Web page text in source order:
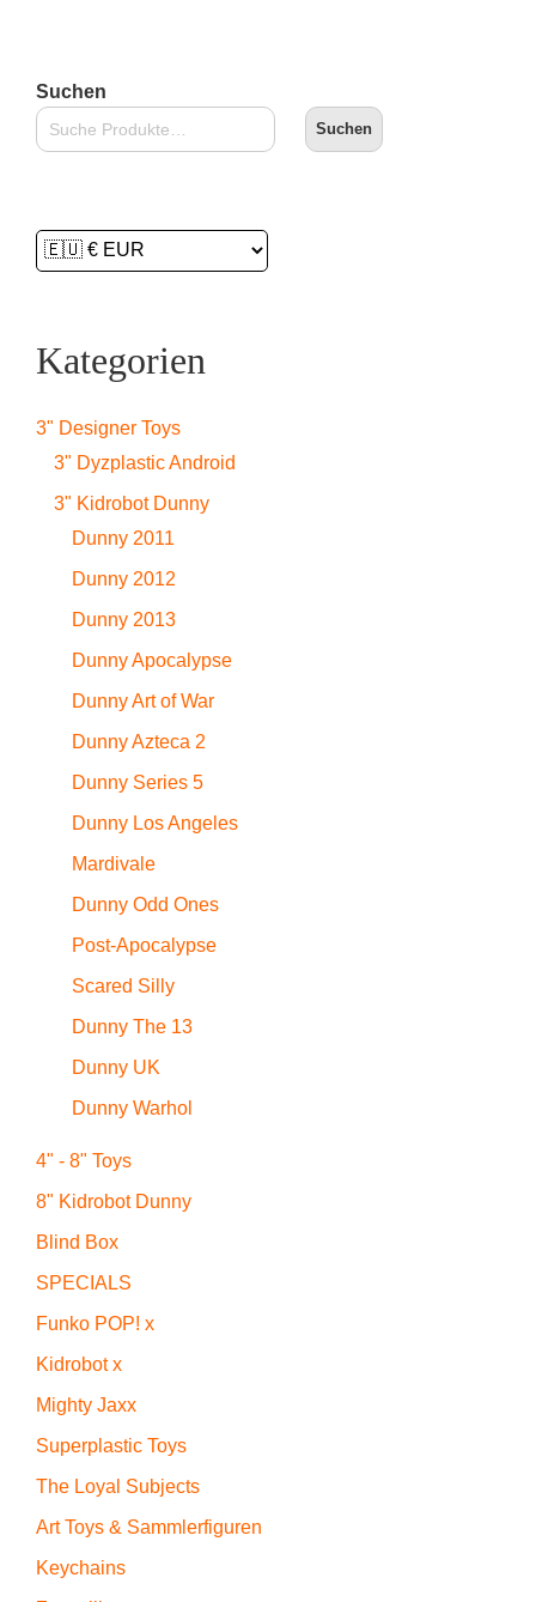
Suchen
Suchen
Kategorien
3" Designer Toys
3" Dyzplastic Android
3" Kidrobot Dunny
Dunny 2011
Dunny 2012
Dunny 2013
Dunny Apocalypse
Dunny Art of War
Dunny Azteca 2
Dunny Series 5
Dunny Los Angeles
Mardivale
Dunny Odd Ones
Post-Apocalypse
Scared Silly
Dunny The 13
Dunny UK
Dunny Warhol
4" - 8" Toys
8" Kidrobot Dunny
Blind Box
SPECIALS
Funko POP! x
Kidrobot x
Mighty Jaxx
Superplastic Toys
The Loyal Subjects
Art Toys & Sammlerfiguren
Keychains